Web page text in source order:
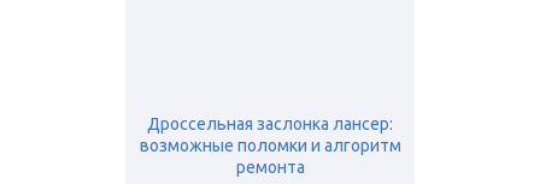
Дроссельная заслонка лансер:
возможные поломки и алгоритм
ремонта